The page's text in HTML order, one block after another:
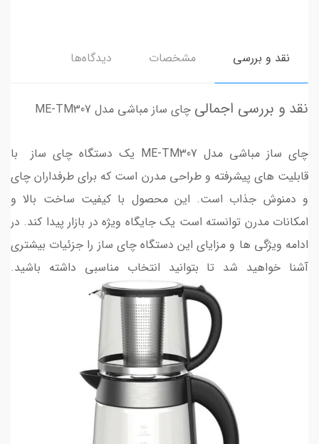
نقد و بررسی مشخصات دیدگاه‌ها
نقد و بررسی اجمالی چای ساز مباشی مدل ME-TM307
چای ساز مباشی مدل ME-TM307 یک دستگاه چای ساز با
قابلیت های پیشرفته و طراحی مدرن است که برای طرفداران چای
و دمنوش جذاب است. این محصول با کیفیت ساخت بالا و
امکانات مدرن توانسته است یک جایگاه ویژه در بازار پیدا کند. در
ادامه ویژگی ها و مزایای این دستگاه چای ساز را جزئیات بیشتری
آشنا خواهید شد تا بتوانید انتخاب مناسبی داشته باشید.